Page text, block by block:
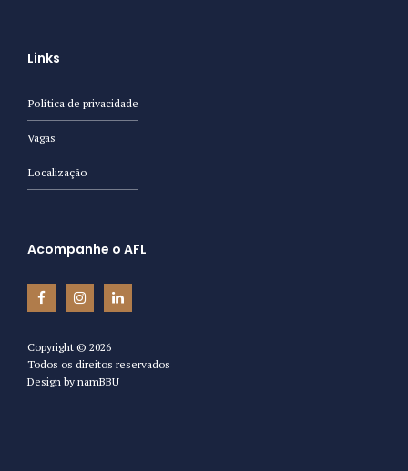
Links
Política de privacidade
Vagas
Localização
Acompanhe o AFL
Copyright © 2026
Todos os direitos reservados
Design by namBBU